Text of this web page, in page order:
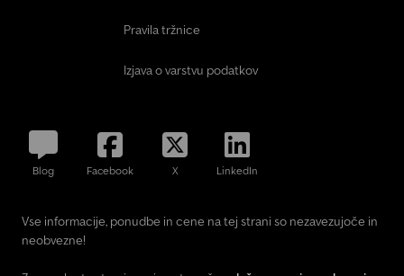
Pravila tržnice
Izjava o varstvu podatkov
Blog Facebook X LinkedIn
Vse informacije, ponudbe in cene na tej strani so nezavezujoče in
neobvezne!